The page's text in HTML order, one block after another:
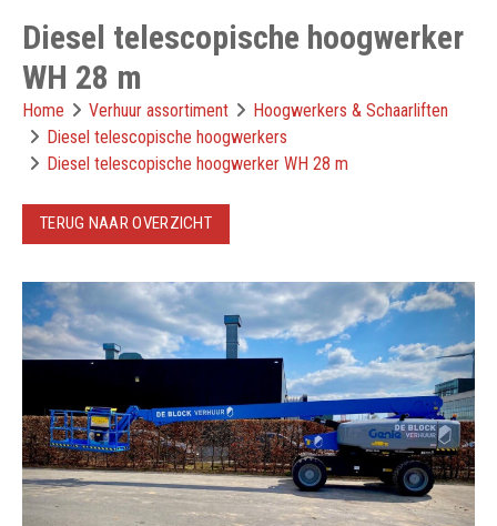
Diesel telescopische hoogwerker
WH 28 m
Home Verhuur assortiment
Hoogwerkers & Schaarliften
Diesel telescopische hoogwerkers
Diesel telescopische hoogwerker WH 28 m
TERUG NAAR OVERZICHT